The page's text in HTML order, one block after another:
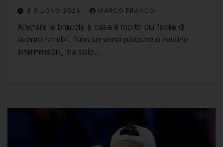
3 GIUGNO 2026 MARCO FRANCO
Allenare le braccia a casa è molto più facile di
quanto sembri. Non servono palestre o routine
interminabili, ma solo…